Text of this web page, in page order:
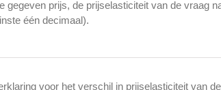
gegeven prijs, de prijselasticiteit van de vraag
één decimaal).
voor het verschil in prijselasticiteit van